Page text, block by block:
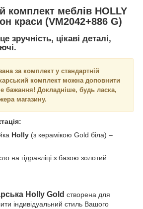
комплект меблів HOLLY
краси (VM2042+886 G)
зручність, цікаві деталі,
за комплект у стандартній
комплект можна доповнити
бажання! Докладніше, будь ласка,
магазину.
Holly (з керамікою Gold біла) –
на гідравліці з базою золотий
Holly Gold створена для
індивідуальний стиль Вашого